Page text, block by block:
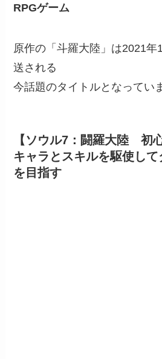
RPGゲーム
原作の「斗羅大陸」は2021年
送される
今話題のタイトルとなってい
【ソウル7：闘羅大陸 初
キャラとスキルを駆使し
を目指す